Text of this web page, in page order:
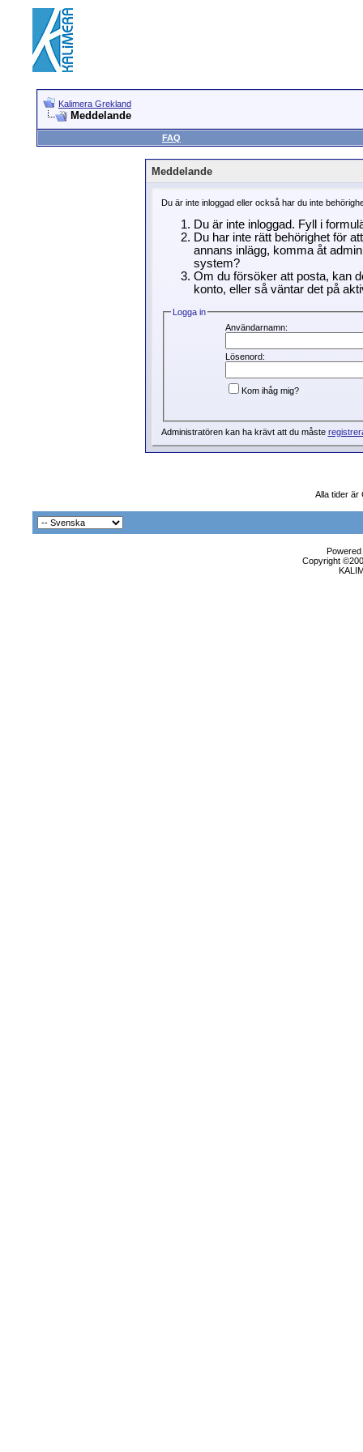
Kalimera Grekland
Meddelande
FAQ
Meddelande
Du är inte inloggad eller också har du inte
Du är inte inloggad. Fyll i
Du har inte rätt behörighet för
annans inlägg, komma åt
system?
Om du försöker att posta, kan
konto, eller så väntar det på
Logga in
Användarnamn:
Lösenord:
Kom ihåg mig?
Administratören kan ha krävt att du måste
Alla tider är
Copyright